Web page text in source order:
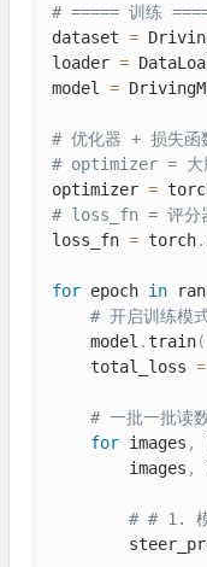
# ===== 训练
dataset =
loader =
model =
# 优化器 + 损失函
# optimizer = 大脑
optimizer =
# loss_fn = 评分
loss_fn = torch.
for epoch in
# 开启训练模
    model
. train(
    total_loss
=
# 一批一批读
for images ,
        images
,
# # 1. 模